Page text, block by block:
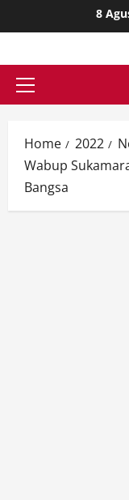
to
8
Primary
Home 2022
Wabup
Bangsa